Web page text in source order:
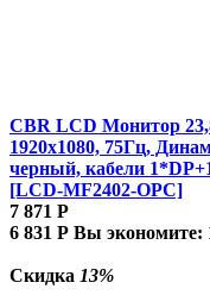
CBR LCD Монитор
1920x1080, 75Гц,
черный, кабели
[LCD-MF2402-OPC]
7 871 Р
6 831 Р Вы экономите:
Скидка 13%